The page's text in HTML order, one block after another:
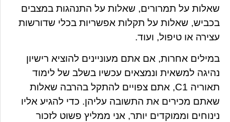
שאלות על תמרורים, שאלות על התנהגות במצבים
בכביש, שאלות על תקלות אפשריות בכלי שדורשות
עצירה או טיפול, ועוד.
במילים אחרות, אם אתם מעוניינים להוציא רישיון
נהיגה למשאית ונמצאים עכשיו בשלב של לימוד
תאוריה C1, אתם צפויים להתקל בהרבה שאלות
שאתם מכירים את התשובה עליהן. כדי להגיע אליו
נינוחים וממוקדים יותר, אני ממליץ פשוט לזכור